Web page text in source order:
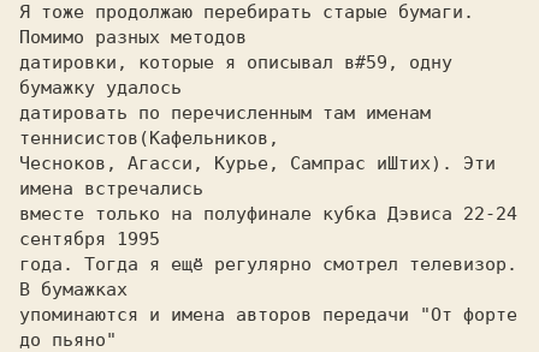
Я тоже продолжаю перебирать старые бумаги.
Помимо разных методов
датировки, которые я описывал в#59, одну
датировать по перечисленным там именам
теннисистов
Чесноков, Агасси, Курье, Сампрас иШтих). Эти
вместе только на полуфинале кубка Дэвиса 22-24
сентября 1995
года. Тогда я ещё регулярно смотрел телевизор.
В бумажках
упоминаются и имена авторов передачи "От форте
до пьяно"